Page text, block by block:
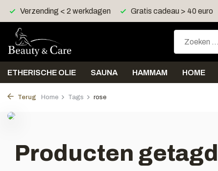
Verzending < 2 werkdagen Gratis cadeau > 40 euro
ETHERISCHE OLIE SAUNA HAMMAM HOME
Terug Home Tags rose
Producten